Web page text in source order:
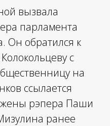
вызвала
парламента
Он обратился к
с
на
ссылается
рэпера Паши
ранее